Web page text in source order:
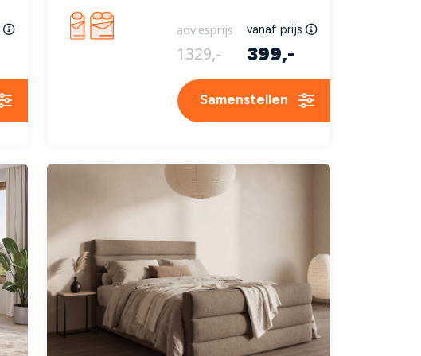
adviesprijs vanaf prijs
1329,- 399,-
Samenstellen